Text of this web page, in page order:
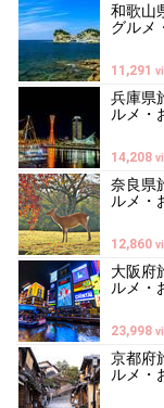
和歌山
グルメ
11,291
兵庫県
ルメ・
14,208
奈良県
ルメ・
12,860
大阪府
ルメ・
23,998
京都府
ルメ・